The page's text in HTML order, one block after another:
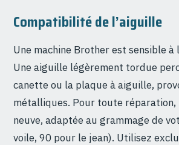
Compatibilité de l’aiguille
Une machine Brother est sensible
Une aiguille légèrement tordue
canette ou la plaque à aiguille,
métalliques. Pour toute
neuve, adaptée au grammage de
voile, 90 pour le jean). Utilisez